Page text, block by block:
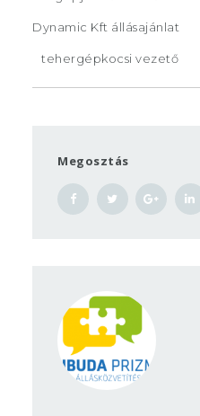
Dynamic Kft állásajánlat
tehergépkocsi vezető
Megosztás